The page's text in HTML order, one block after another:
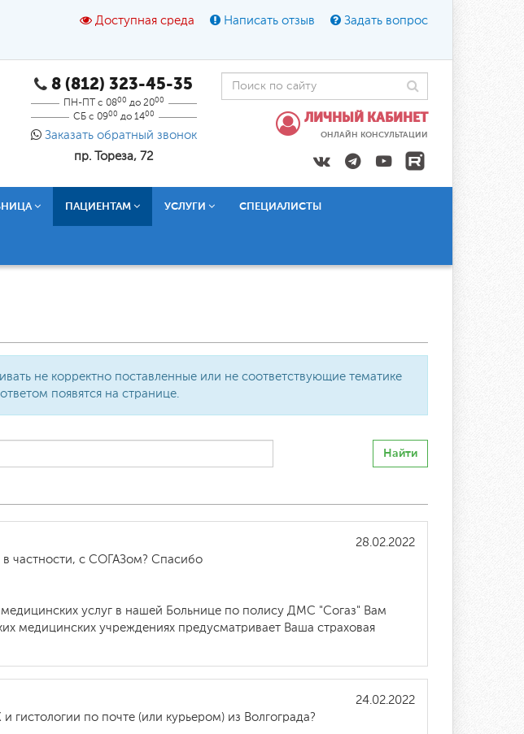
Доступная среда Написать отзыв Задать вопрос
Брайль Звук
8 (812) 323-45-35
ПН-ПТ с 0800 до 2000
СБ с 0900 до 1400
Заказать обратный звонок
пр. Тореза, 72
ЛИЧНЫЙ КАБИНЕТ
ОНЛАЙН КОНСУЛЬТАЦИИ
ПАЦИЕНТАМ УСЛУГИ СПЕЦИАЛИСТЫ
не корректно поставленные или не соответствующие тематике
появятся на странице.
Найти
28.02.2022
частности, с СОГАЗом? Спасибо
услуг в нашей Больнице по полису ДМС "Согаз" Вам
медицинских учреждениях предусматривает Ваша страховая
24.02.2022
по почте (или курьером) из Волгограда?